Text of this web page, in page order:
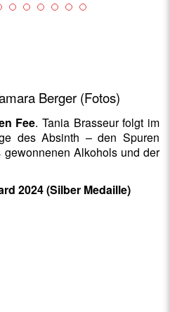
Berger (Fotos)
Fee. Tania Brasseur folgt im
des Absinth – den Spuren
Alkohols und der
2024 (Silber Medaille)